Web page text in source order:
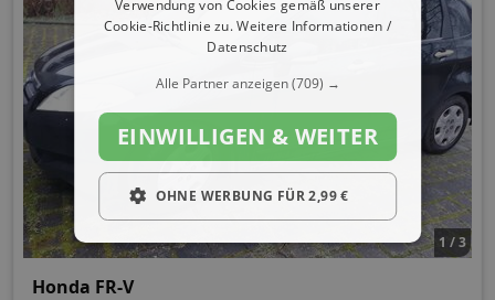
1 / 3
Honda FR-V
Verwendung von Cookies gemäß unserer
Cookie-Richtlinie zu.Weitere Informationen /
Datenschutz
Alle Partner anzeigen(709) →
EINWILLIGEN & WEITER
OHNE WERBUNG FÜR 2,99 €